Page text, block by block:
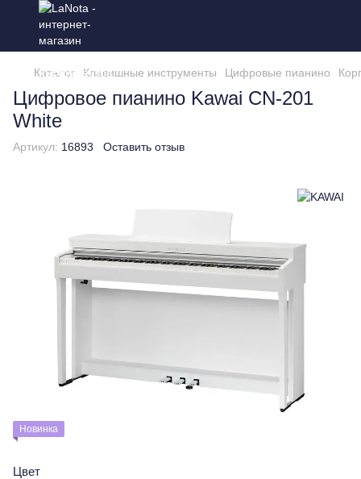
Каталог Клавишные инструменты Цифровые пианино
Цифровое пианино Kawai CN-201
White
Артикул: 16893 Оставить отзыв
Новинка
Цвет